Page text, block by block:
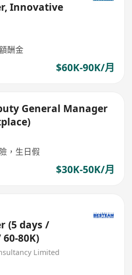
Innovative
酬金
$60K-90K/月
General Manager
，生日假
$30K-50K/月
(5 days /
80K)
Limited